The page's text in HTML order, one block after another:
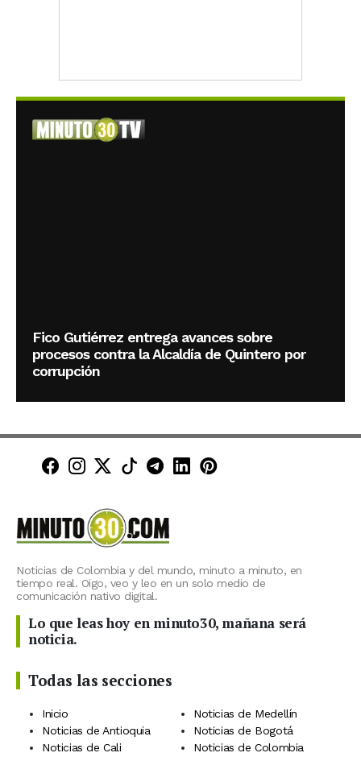
Fico Gutiérrez entrega avances sobre
procesos contra la Alcaldía de Quintero por
corrupción
Minuto30 en Facebook
Minuto30 en Instagram
Minuto30 en X (Twitter)
Minuto30 en TikTok
Canal de Minuto30 en
Minuto30 en LinkedIn
Minuto30 en
Noticias de Colombia y del mundo, minuto a minuto, en
tiempo real. Oigo, veo y leo en un solo medio de
comunicación nativo digital.
Lo que leas hoy en minuto30, mañana será
noticia.
Todas las secciones
Inicio
Noticias de Medellín
Noticias de Antioquia
Noticias de Bogotá
Noticias de Cali
Noticias de Colombia